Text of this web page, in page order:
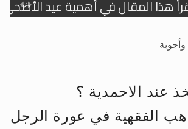
هامّ لأفراد الجماعة >> المزيد
تعميم هامّ لأفراد الجماعة >> المزيد
وأجوبة
عند الاحمدية ؟
الفقهية في عورة الرجل